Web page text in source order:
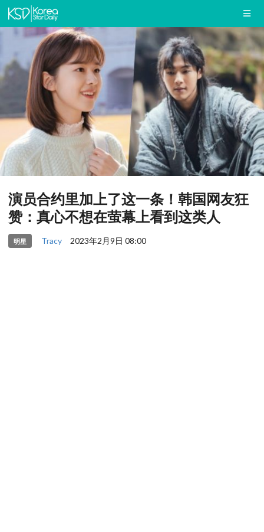
演员合约里加上了这一条！韩国网友狂
赞：真心不想在萤幕上看到这类人
明星 Tracy 2023年2月9日 08:00